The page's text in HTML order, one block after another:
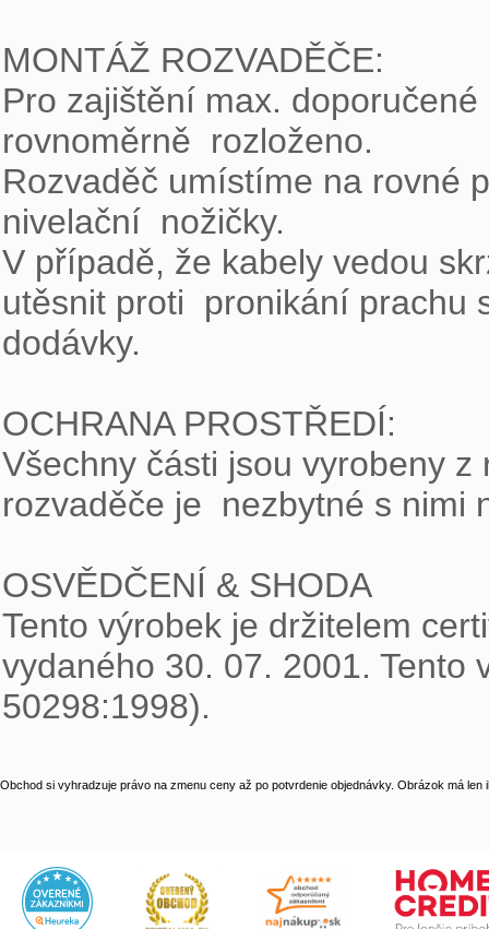
MONTÁŽ ROZVADĚČE:
Pro zajištění max.
rovnoměrně  rozloženo.
Rozvaděč umístíme na rovné
nivelační  nožičky.
V případě, že kabely vedou
utěsnit proti  pronikání prachu
dodávky.
OCHRANA PROSTŘEDÍ:
Všechny části jsou vyrobeny
rozvaděče je  nezbytné s nimi
OSVĚDČENÍ & SHODA
Tento výrobek je držitelem
vydaného 30. 07. 2001. Tento
50298:1998).
Obchod si vyhradzuje právo na zmenu ceny až po potvrdenie objednávky. Obrázok má len